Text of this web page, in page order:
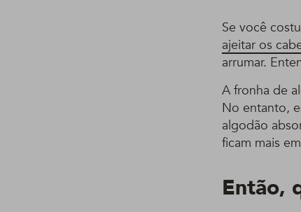
Se você
ajeitar os
arrumar.
A fronha de
No entanto,
algodão
ficam mais
Então,